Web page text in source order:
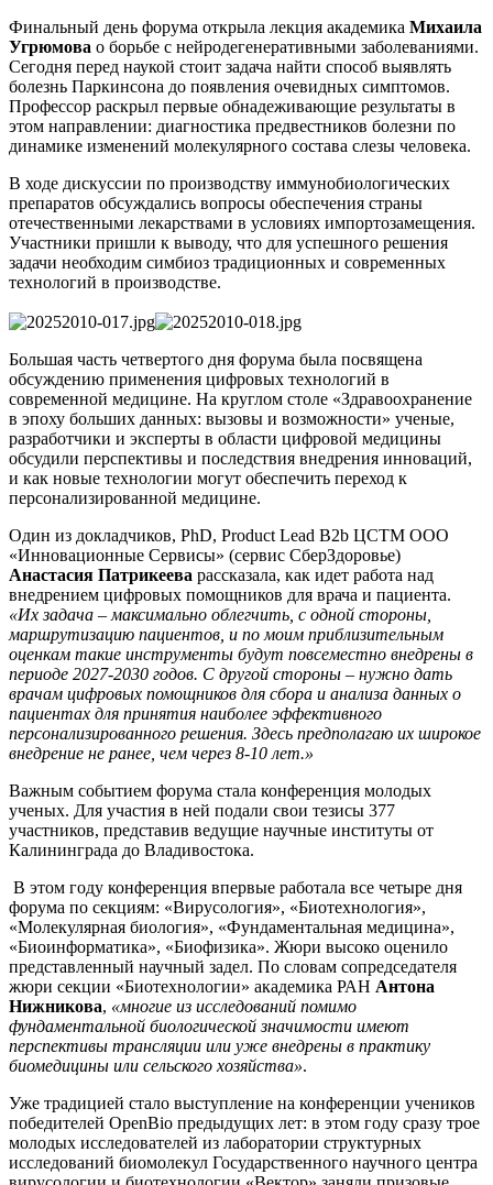
Финальный день форума открыла лекция академика Михаила
Угрюмова о борьбе с нейродегенеративными заболеваниями.
Сегодня перед наукой стоит задача найти способ выявлять
болезнь Паркинсона до появления очевидных симптомов.
Профессор раскрыл первые обнадеживающие результаты в
этом направлении: диагностика предвестников болезни по
динамике изменений молекулярного состава слезы человека.
В ходе дискуссии по производству иммунобиологических
препаратов обсуждались вопросы обеспечения страны
отечественными лекарствами в условиях импортозамещения.
Участники пришли к выводу, что для успешного решения
задачи необходим симбиоз традиционных и современных
технологий в производстве.
Большая часть четвертого дня форума была посвящена
обсуждению применения цифровых технологий в
современной медицине. На круглом столе «Здравоохранение
в эпоху больших данных: вызовы и возможности» ученые,
разработчики и эксперты в области цифровой медицины
обсудили перспективы и последствия внедрения инноваций,
и как новые технологии могут обеспечить переход к
персонализированной медицине.
Один из докладчиков, PhD, Product Lead B2b ЦСТМ ООО
«Инновационные Сервисы» (сервис СберЗдоровье)
Анастасия Патрикеева рассказала, как идет работа над
внедрением цифровых помощников для врача и пациента.
«Их задача – максимально облегчить, с одной стороны,
маршрутизацию пациентов, и по моим приблизительным
оценкам такие инструменты будут повсеместно внедрены в
периоде 2027-2030 годов. С другой стороны – нужно дать
врачам цифровых помощников для сбора и анализа данных о
пациентах для принятия наиболее эффективного
персонализированного решения. Здесь предполагаю их широкое
внедрение не ранее, чем через 8-10 лет.»
Важным событием форума стала конференция молодых
ученых. Для участия в ней подали свои тезисы 377
участников, представив ведущие научные институты от
Калининграда до Владивостока.
В этом году конференция впервые работала все четыре дня
форума по секциям: «Вирусология», «Биотехнология»,
«Молекулярная биология», «Фундаментальная медицина»,
«Биоинформатика», «Биофизика». Жюри высоко оценило
представленный научный задел. По словам сопредседателя
жюри секции «Биотехнологии» академика РАН Антона
Нижникова, «многие из исследований помимо
фундаментальной биологической значимости имеют
перспективы трансляции или уже внедрены в практику
биомедицины или сельского хозяйства».
Уже традицией стало выступление на конференции учеников
победителей OpenBio предыдущих лет: в этом году сразу трое
молодых исследователей из лаборатории структурных
исследований биомолекул Государственного научного центра